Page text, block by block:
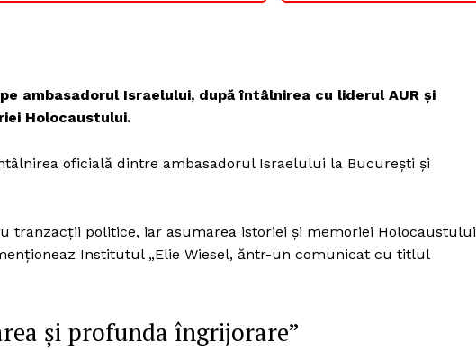
ambasadorul Israelului, după întâlnirea cu liderul AUR și
Holocaustului.
oficială dintre ambasadorul Israelului la București și
tranzacții politice, iar asumarea istoriei și memoriei Holocaustului
Institutul „Elie Wiesel, ăntr-un comunicat cu titlul
și profunda îngrijorare”